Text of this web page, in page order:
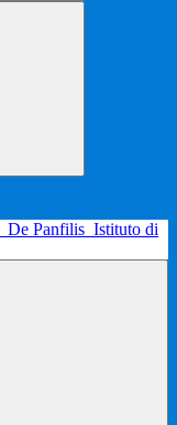
De Panfilis Istituto di